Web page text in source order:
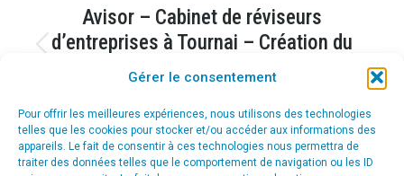
Gérer le consentement
Pour offrir les meilleures expériences, nous utilisons des technologies
telles que les cookies pour stocker et/ou accéder aux informations des
appareils. Le fait de consentir à ces technologies nous permettra de
traiter des données telles que le comportement de navigation ou les ID
commentaire
Onglet
précédent
Avisor – Cabinet de réviseurs
d’entreprises à Tournai – Création du
webdesign et de supports de
ONGLET SUIVANT
DMF Isolation – Stratégie de